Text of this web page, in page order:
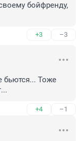
бойфренду,
+3 –3
бьются... Тоже
+4 –1